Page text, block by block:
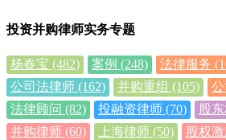
投资并购律师实务专题
杨春宝 (482) 案例 (248) 法律服务
公司法律师 (162) 并购重组 (105)
法律顾问 (82) 投融资律师 (70) 股
并购律师 (60) 上海律师 (50) 股权